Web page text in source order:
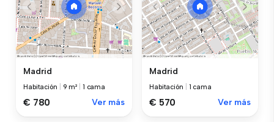
Madrid
Habitación 9 m² 1 cama
€ 780 Ver más
Madrid
Habitación 1 cama
€ 570 Ver más